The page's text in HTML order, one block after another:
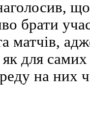
брати
матчів,
для самих
на них